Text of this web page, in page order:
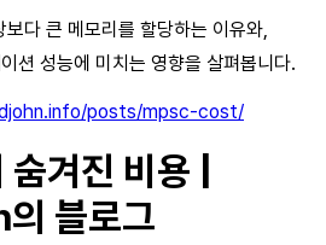
다 큰 메모리를 할당하는 이유와,
션 성능에 미치는 영향을 살펴봅니다.
posts/mpsc-cost/
겨진 비용 |
블로그